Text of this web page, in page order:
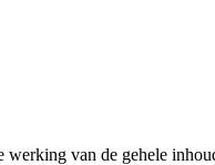
van de gehele